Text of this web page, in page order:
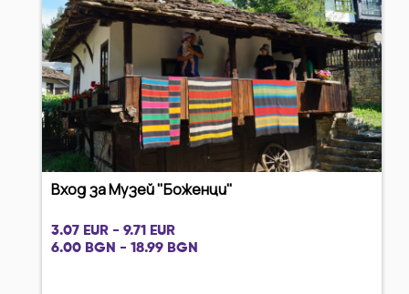
Вход за Музей "Боженци"
3.07 EUR - 9.71 EUR
6.00 BGN - 18.99 BGN